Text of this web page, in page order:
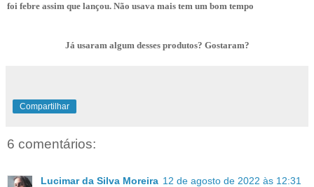
foi febre assim que lançou. Não usava mais tem um bom tempo
Já usaram algum desses produtos? Gostaram?
Compartilhar
6 comentários:
Lucimar da Silva Moreira 12 de agosto de 2022 às 12:31